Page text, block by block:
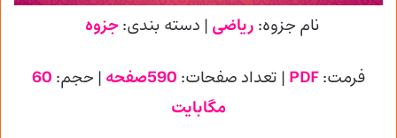
نام جزوه: ریاضی | دسته بندی:جزوه
فرمت:PDF | تعداد صفحات: 590صفحه | حجم: 60
مگابایت